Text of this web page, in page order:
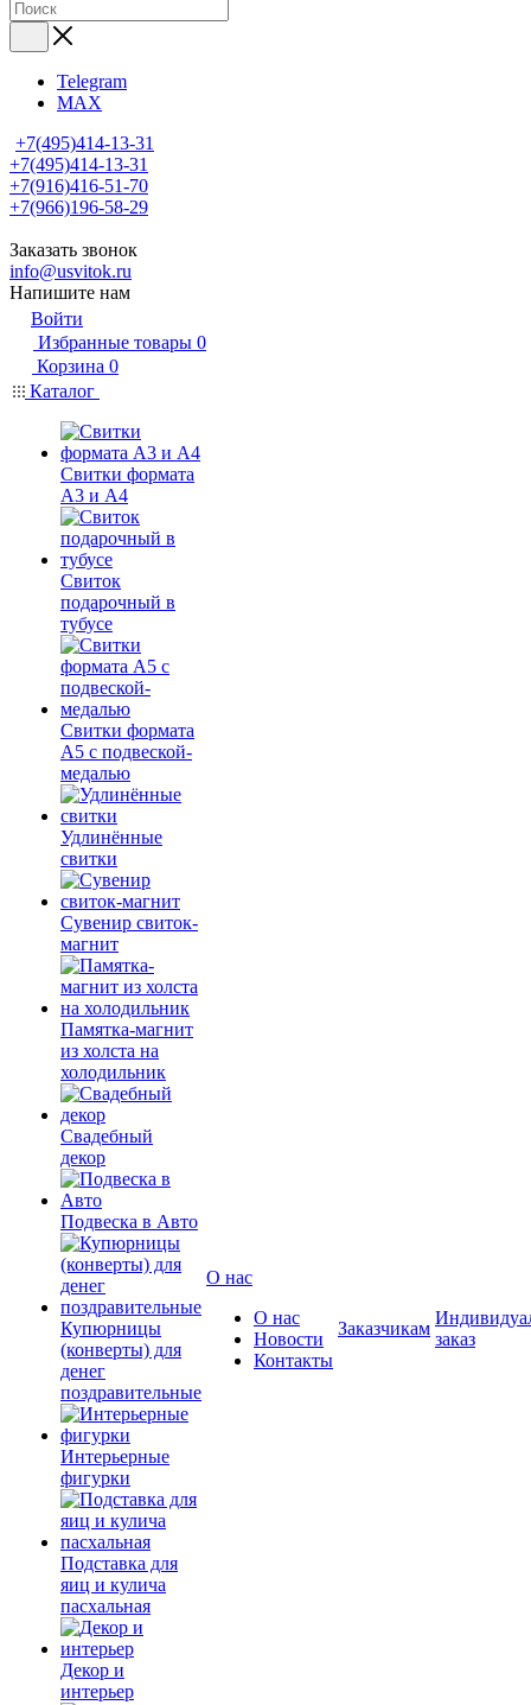
Telegram
MAX
+7(495)414-13-31
+7(495)414-13-31
+7(916)416-51-70
+7(966)196-58-29
Заказать звонок
info@usvitok.ru
Напишите нам
Войти
Избранные товары 0
Корзина 0
Каталог
Свитки формата
А3 и А4
Свиток
подарочный в
тубусе
Свитки формата
А5 с подвеской-
медалью
Удлинённые
свитки
Сувенир свиток-
магнит
Памятка-магнит
из холста на
холодильник
Свадебный
декор
Подвеска в Авто
Купюрницы
(конверты) для
денег
поздравительные
Интерьерные
фигурки
Подставка для
яиц и кулича
пасхальная
Декор и
интерьер
О нас
О нас
Новости
Контакты
Заказчикам
заказ